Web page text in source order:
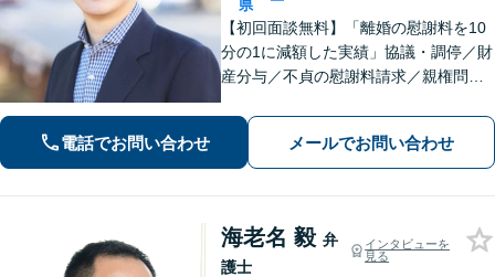
県
【初回面談無料】「離婚の慰謝料を10
分の1に減額した実績」協議・調停／財
産分与／不貞の慰謝料請求／親権問題
ーの顧問経験豊富」土地・建物の明渡
しや賃料回収など幅広くサポート【夜
間・休日面談可】【電話相談対応】
電話でお問い合わせ メールでお問い合わせ
海老名 毅 弁
護士
インタビューを
見る